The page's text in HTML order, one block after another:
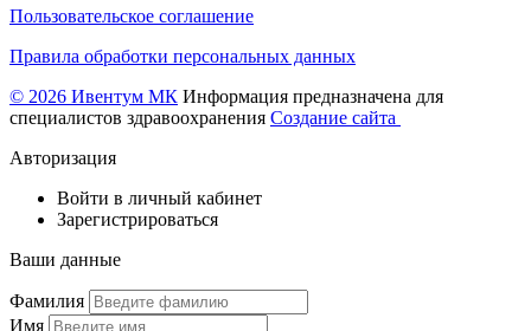
Пользовательское соглашение
Правила обработки персональных данных
© 2026 Ивентум МК Информация предназначена для
специалистов здравоохранения Создание сайта
Авторизация
Войти в личный кабинет
Зарегистрироваться
Ваши данные
Фамилия
Имя